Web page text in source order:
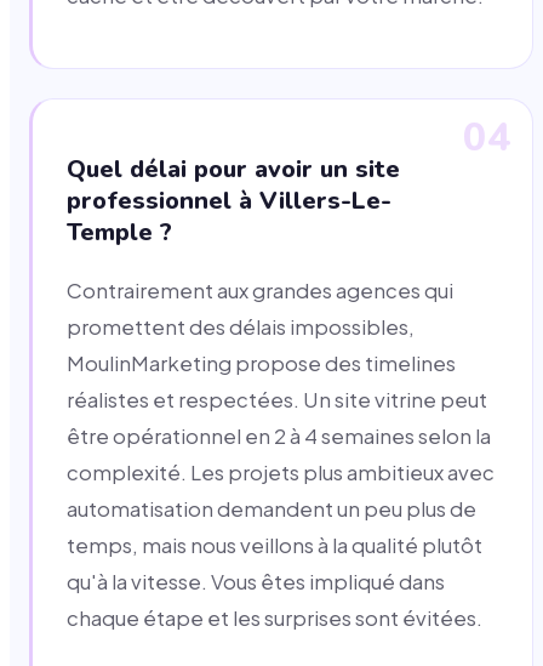
04
Quel délai pour avoir un site
professionnel à Villers-Le-
Temple ?
Contrairement aux grandes agences qui
promettent des délais impossibles,
MoulinMarketing propose des timelines
réalistes et respectées. Un site vitrine peut
être opérationnel en 2 à 4 semaines selon la
complexité. Les projets plus ambitieux avec
automatisation demandent un peu plus de
temps, mais nous veillons à la qualité plutôt
qu'à la vitesse. Vous êtes impliqué dans
chaque étape et les surprises sont évitées.